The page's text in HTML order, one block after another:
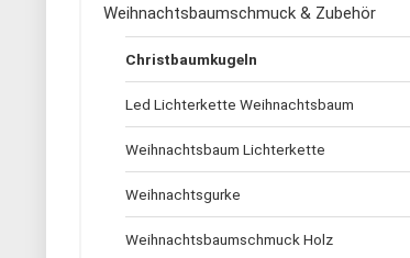
Weihnachtsbaumschmuck & Zubehör
Christbaumkugeln
Led Lichterkette Weihnachtsbaum
Weihnachtsbaum Lichterkette
Weihnachtsgurke
Weihnachtsbaumschmuck Holz